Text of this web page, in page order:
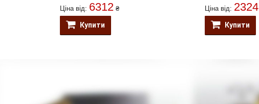
Ціна від: 6312 ₴
Купити
Ціна від: 2324
Купити